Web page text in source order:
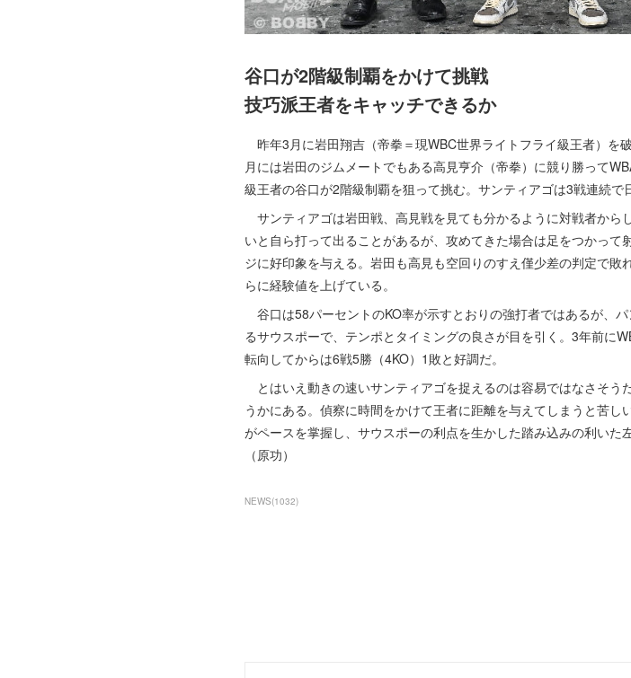
谷口が2階級制覇をかけて挑戦
技巧派王者をキャッチできるか
昨年3月に岩田翔吉（帝拳＝現WBC世界ライトフライ級王者）を
月には岩田のジムメートでもある高見亨介（帝拳）に競り勝って
級王者の谷口が2階級制覇を狙って挑む。サンティアゴは3戦連続で
サンティアゴは岩田戦、高見戦を見ても分かるように対戦者か
いと自ら打って出ることがあるが、攻めてきた場合は足をつかっ
ジに好印象を与える。岩田も高見も空回りのすえ僅少差の判定で
らに経験値を上げている。
谷口は58パーセントのKO率が示すとおりの強打者ではあるが、
るサウスポーで、テンポとタイミングの良さが目を引く。3年前に
転向してからは6戦5勝（4KO）1敗と好調だ。
とはいえ動きの速いサンティアゴを捉えるのは容易ではなさそ
うかにある。偵察に時間をかけて王者に距離を与えてしまうと苦
がペースを掌握し、サウスポーの利点を生かした踏み込みの利いた
（原功）
NEWS(1032)